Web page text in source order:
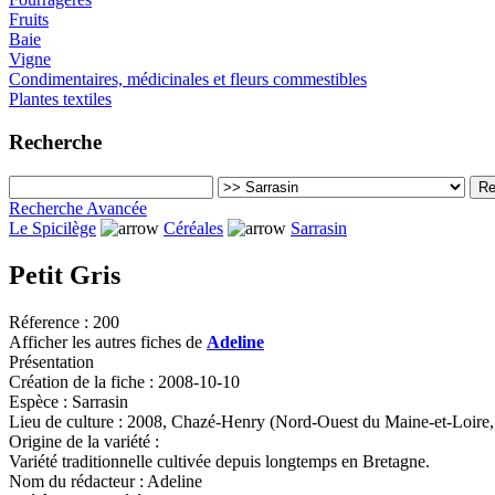
Fruits
Baie
Vigne
Condimentaires, médicinales et fleurs commestibles
Plantes textiles
Recherche
Recherche Avancée
Le Spicilège
Céréales Sarrasin
Petit Gris
Réference : 200
Afficher les autres fiches de Adeline
Présentation
Création de la fiche : 2008-10-10
Espèce : Sarrasin
Lieu de culture : 2008, Chazé-Henry (Nord-Ouest du Maine-et-
Origine de la variété :
Variété traditionnelle cultivée depuis longtemps en Bretagne.
Nom du rédacteur : Adeline